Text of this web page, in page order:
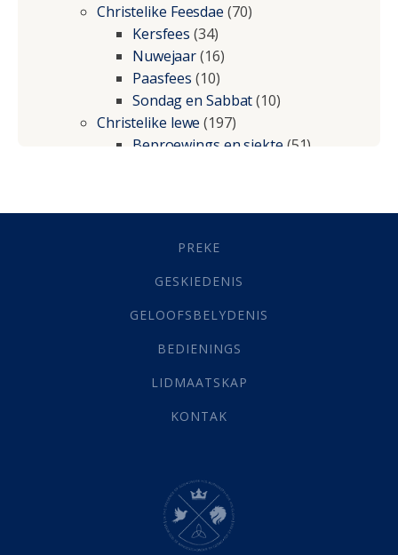
Christelike Feesdae (70)
Kersfees (34)
Nuwejaar(16)
Paasfees (10)
Sondag en Sabbat(10)
Christelike lewe (197)
Beproewings en siekte(51)
Geestelike Groei(10)
(21)
Grys Areas(4)
Lewensdoel(3)
Selfondersoek(1)
Werk(22)
(142)
Hemel (31)
Israel (14)
Millennium(1)
PREKE
GESKIEDENIS
GELOOFSBELYDENIS
BEDIENINGS
LIDMAATSKAP
KONTAK